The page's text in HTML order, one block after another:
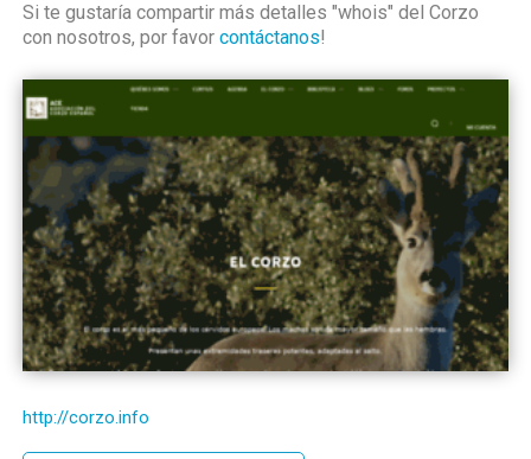
Si te gustaría compartir más detalles "whois" del Corzo
con nosotros, por favor contáctanos!
http://corzo.info